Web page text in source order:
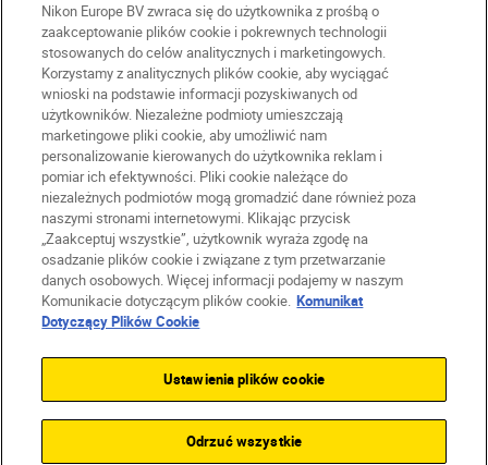
PL Nikon Sites
Skontaktuj się z nami
Oświadczenie dotyczące prywatności
Warunki użytkowania
Warunki korzystania z Nikon Store
Komunikat dotyczący plików cookie
Dostępność
Ustawienia plików cookie
© 2026 Nikon
SKIP
Nikon Europe BV zwraca się do użytkownika z prośbą o
zaakceptowanie plików cookie i pokrewnych technologii
stosowanych do celów analitycznych i marketingowych.
Korzystamy z analitycznych plików cookie, aby wyciągać
wnioski na podstawie informacji pozyskiwanych od
użytkowników. Niezależne podmioty umieszczają
marketingowe pliki cookie, aby umożliwić nam
personalizowanie kierowanych do użytkownika reklam i
pomiar ich efektywności. Pliki cookie należące do
niezależnych podmiotów mogą gromadzić dane również poza
naszymi stronami internetowymi. Klikając przycisk
„Zaakceptuj wszystkie”, użytkownik wyraża zgodę na
osadzanie plików cookie i związane z tym przetwarzanie
danych osobowych. Więcej informacji podajemy w naszym
Komunikacie dotyczącym plików cookie. Komunikat
Dotyczący Plików Cookie
Ustawienia plików cookie
Odrzuć wszystkie